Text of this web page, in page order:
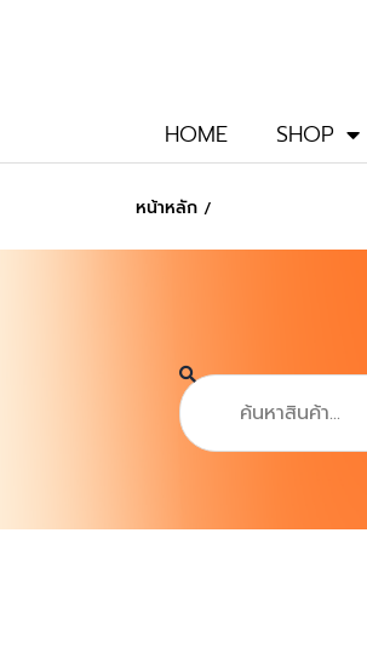
HOME SHOP
หน้าหลัก /
Search